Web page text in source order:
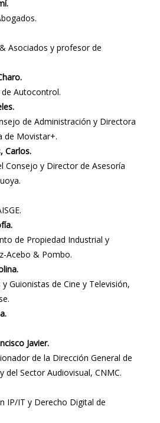
Asociados y profesor de
Autocontrol.
de Administración y Directora
de Movistar+.
Carlos.
Consejo y Director de Asesoría
de Propiedad Industrial y
Acebo & Pombo.
Guionistas de Cine y Televisión,
Javier.
de la Dirección General de
del Sector Audiovisual, CNMC.
IP/IT y Derecho Digital de